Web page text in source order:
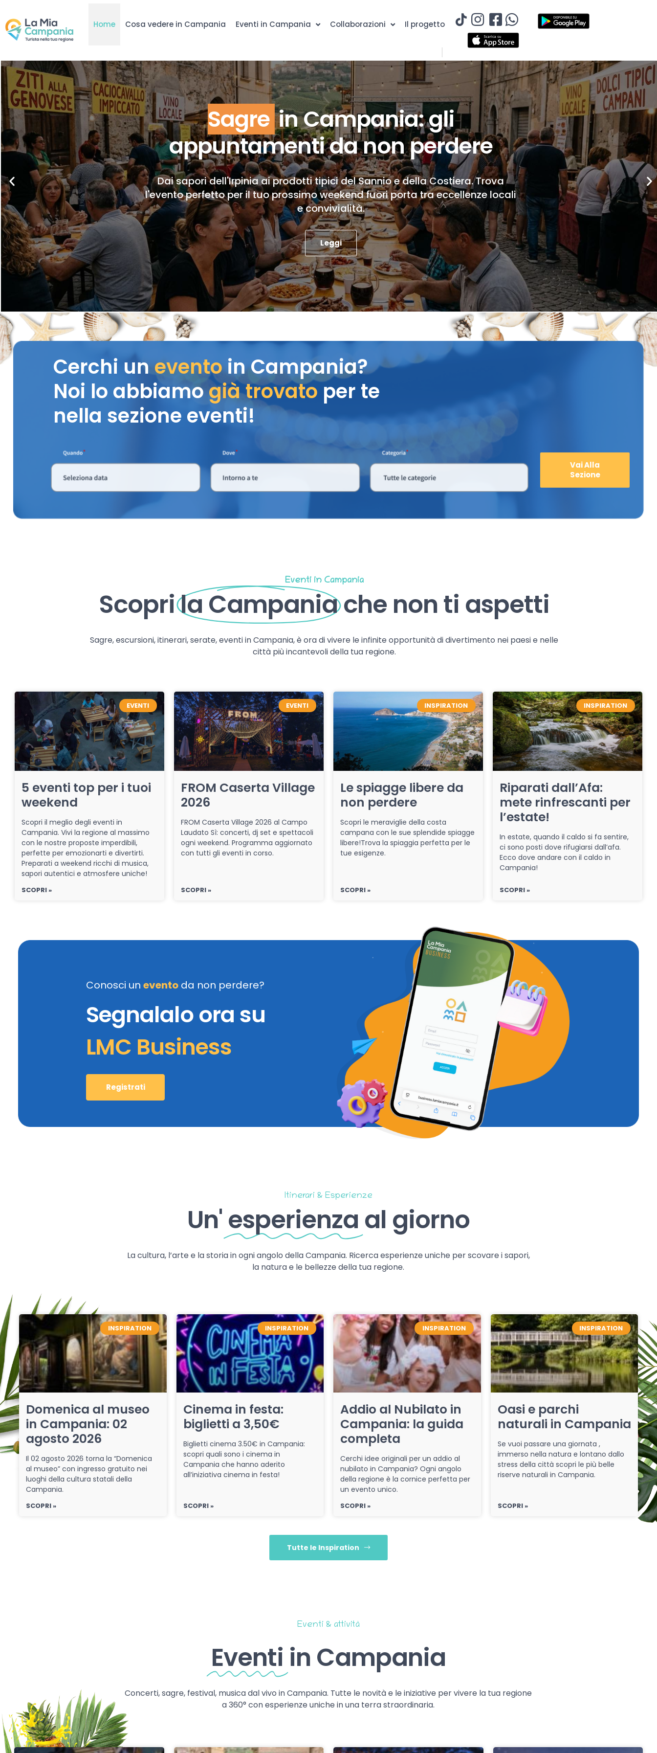
Home Cosa vedere in Campania Eventi in Campania Collaborazioni Il progetto
Sagre in Campania: gli
appuntamenti da non perdere
Dai sapori dell'Irpinia ai prodotti tipici del Sannio e della Costiera. Trova
l'evento perfetto per il tuo prossimo weekend fuori porta tra eccellenze locali
e convivialità.
Leggi
Cerchi uneventoin Campania?
Noi lo abbiamogià trovato per te
nella sezione eventi!
Vai Alla
Sezione
Eventi in Campania
Scoprila Campaniache non ti aspetti
Sagre, escursioni, itinerari, serate, eventi in Campania, è ora di vivere le infinite opportunità di divertimento nei paesi e nelle
città più incantevoli della tua regione.
EVENTI
5 eventi top per i tuoi
weekend
Scopri il meglio degli eventi in
Campania. Vivi la regione al massimo
con le nostre proposte imperdibili,
perfette per emozionarti e divertirti.
Preparati a weekend ricchi di musica,
sapori autentici e atmosfere uniche!
SCOPRI »
EVENTI
FROM Caserta Village
2026
FROM Caserta Village 2026 al Campo
Laudato Sì: concerti, dj set e spettacoli
ogni weekend. Programma aggiornato
con tutti gli eventi in corso.
SCOPRI »
INSPIRATION
Le spiagge libere da
non perdere
Scopri le meraviglie della costa
campana con le sue splendide spiagge
libere!Trova la spiaggia perfetta per le
tue esigenze.
SCOPRI »
INSPIRATION
Riparati dall’Afa:
mete rinfrescanti per
l’estate!
In estate, quando il caldo si fa sentire,
ci sono posti dove rifugiarsi dall’afa.
Ecco dove andare con il caldo in
Campania!
SCOPRI »
Conosci un evento da non perdere?
Segnalalo ora su
LMC Business
Registrati
Itinerari & Esperienze
Un' esperienza al giorno
La cultura, l’arte e la storia in ogni angolo della Campania. Ricerca esperienze uniche per scovare i sapori,
la natura e le bellezze della tua regione.
INSPIRATION
Domenica al museo
in Campania: 02
agosto 2026
Il 02 agosto 2026 torna la “Domenica
al museo” con ingresso gratuito nei
luoghi della cultura statali della
Campania.
SCOPRI »
INSPIRATION
Cinema in festa:
biglietti a 3,50€
Biglietti cinema 3.50€ in Campania:
scopri quali sono i cinema in
Campania che hanno aderito
all’iniziativa cinema in festa!
SCOPRI »
INSPIRATION
Addio al Nubilato in
Campania: la guida
completa
Cerchi idee originali per un addio al
nubilato in Campania? Ogni angolo
della regione è la cornice perfetta per
un evento unico.
SCOPRI »
INSPIRATION
Oasi e parchi
naturali in Campania
Se vuoi passare una giornata ,
immerso nella natura e lontano dallo
stress della città scopri le più belle
riserve naturali in Campania.
SCOPRI »
Tutte le Inspiration
Eventi & attività
Eventi in Campania
Concerti, sagre, festival, musica dal vivo in Campania. Tutte le novità e le iniziative per vivere la tua regione
a 360° con esperienze uniche in una terra straordinaria.